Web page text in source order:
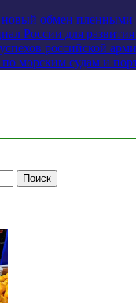
новый обмен пленными
России для
российской
морским судам и